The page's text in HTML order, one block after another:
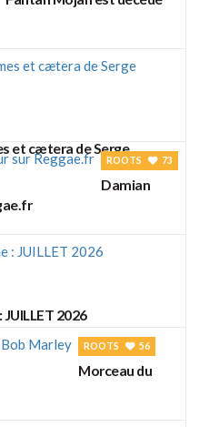
et cætera de Serge
ROOTS 73
Damian
2026
ROOTS 56
Morceau du